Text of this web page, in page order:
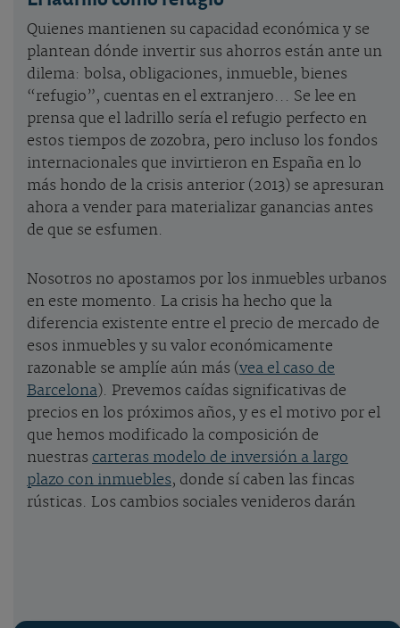
Quienes mantienen su capacidad económica y se
plantean dónde invertir sus ahorros están ante un
dilema: bolsa, obligaciones, inmueble, bienes
“refugio”, cuentas en el extranjero... Se lee en
prensa que el ladrillo sería el refugio perfecto en
estos tiempos de zozobra, pero incluso los fondos
internacionales que invirtieron en España en lo
más hondo de la crisis anterior (2013) se apresuran
ahora a vender para materializar ganancias antes
de que se esfumen.
Nosotros no apostamos por los inmuebles urbanos
en este momento. La crisis ha hecho que la
diferencia existente entre el precio de mercado de
esos inmuebles y su valor económicamente
razonable se amplíe aún más (vea el caso de
Barcelona). Prevemos caídas significativas de
precios en los próximos años, y es el motivo por el
que hemos modificado la composición de
nuestras carteras modelo de inversión a largo
plazo con inmuebles, donde sí caben las fincas
rústicas. Los cambios sociales venideros darán